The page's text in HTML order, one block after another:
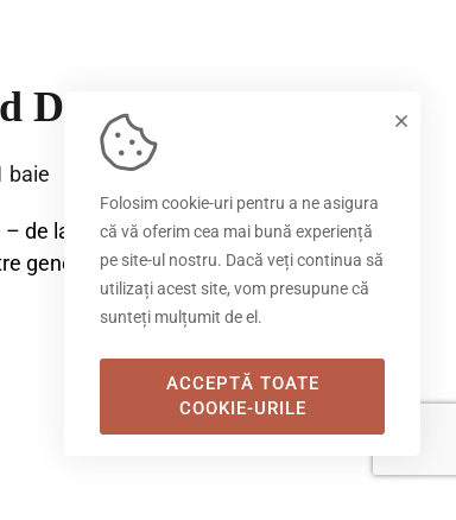
Double
baie
de la Standard Twin
generoase, care
Folosim cookie-uri pentru a ne asigura
că vă oferim cea mai bună experiență
pe site-ul nostru. Dacă veți continua să
utilizați acest site, vom presupune că
sunteți mulțumit de el.
ACCEPTĂ TOATE
COOKIE-URILE